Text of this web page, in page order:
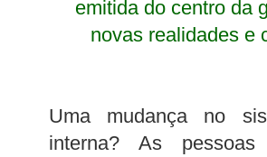
emitida do centro da
novas realidades e
Uma mudança no
interna? As